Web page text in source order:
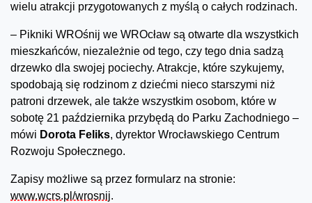
wielu atrakcji przygotowanych z myślą o całych rodzinach.
– Pikniki WROśnij we WROcław są otwarte dla wszystkich
mieszkańców, niezależnie od tego, czy tego dnia sadzą
drzewko dla swojej pociechy. Atrakcje, które szykujemy,
spodobają się rodzinom z dziećmi nieco starszymi niż
patroni drzewek, ale także wszystkim osobom, które w
sobotę 21 października przybędą do Parku Zachodniego –
mówi Dorota Feliks, dyrektor Wrocławskiego Centrum
Rozwoju Społecznego.
Zapisy możliwe są przez formularz na stronie:
www.wcrs.pl/wrosnij.